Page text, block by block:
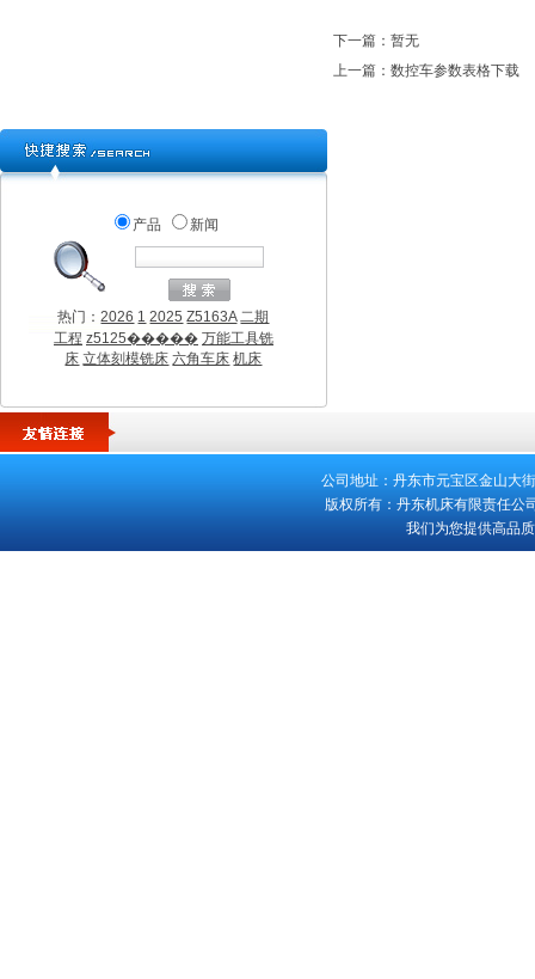
产品 新闻
热门：2026 1 2025 Z5163A 二期
工程 z5125����� 万能工具铣
床 立体刻模铣床 六角车床 机床
下一篇：暂无
上一篇： 数控车参数表格下载
公司地址：丹东市元宝区金山大
版权所有：丹东机床有限责任
我们为您提供高品